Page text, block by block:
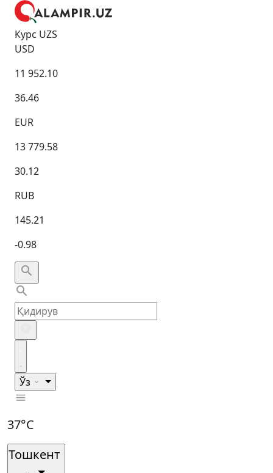
Курс UZS
USD
11 952.10
36.46
EUR
13 779.58
30.12
RUB
145.21
-0.98
Ўз
37°C
Тошкент